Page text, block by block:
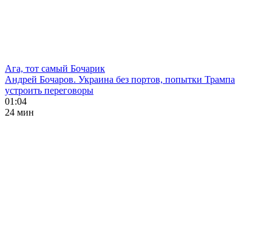
Ага, тот самый Бочарик
Андрей Бочаров. Украина без портов, попытки Трампа
устроить переговоры
01:04
24 мин